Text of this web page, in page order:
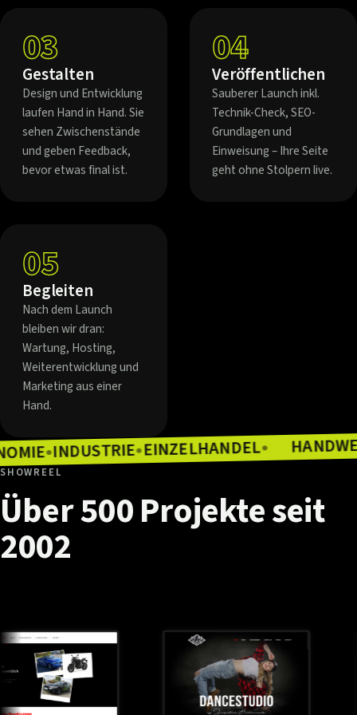
03
Gestalten
Design und Entwicklung
laufen Hand in Hand. Sie
sehen Zwischenstände
und geben Feedback,
bevor etwas final ist.
04
Veröffentlichen
Sauberer Launch inkl.
Technik-Check, SEO-
Grundlagen und
Einweisung – Ihre Seite
geht ohne Stolpern live.
05
Begleiten
Nach dem Launch
bleiben wir dran:
Wartung, Hosting,
Weiterentwicklung und
Marketing aus einer
Hand.
●INDUSTRIE●EINZELHANDEL●
SHOWREEL
Über500Projekteseit
2002